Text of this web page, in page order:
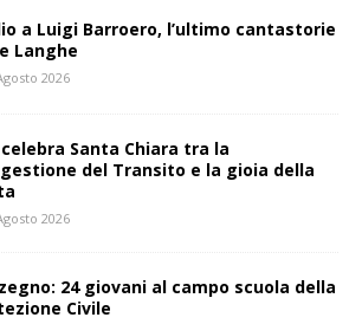
a Luigi Barroero, l’ultimo cantastorie
Langhe
2026
Santa Chiara tra la
del Transito e la gioia della
2026
24 giovani al campo scuola della
Civile